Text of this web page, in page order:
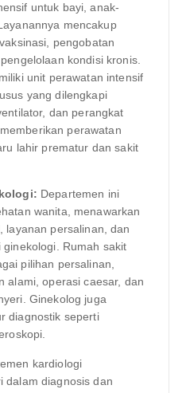
untuk bayi, anak-
mencakup
pengobatan
kondisi kronis.
unit perawatan intensif
yang dilengkapi
dan perangkat
perawatan
lahir prematur dan sakit
Departemen ini
wanita, menawarkan
layanan persalinan, dan
ginekologi. Rumah sakit
pilihan persalinan,
alami, operasi caesar, dan
Ginekolog juga
diagnostik seperti
kardiologi
dalam diagnosis dan